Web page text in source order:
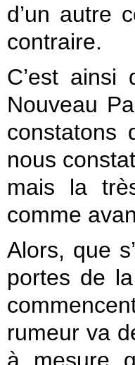
d’un autre
contraire.
C’est ainsi
Nouveau
constatons
nous
mais la
comme
Alors, que
portes de
rumeur va